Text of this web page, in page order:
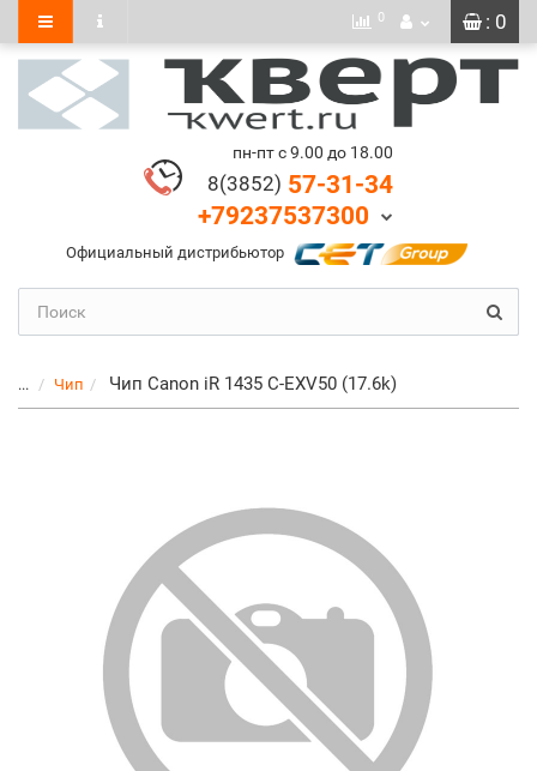
: 0
0
пн-пт с 9.00 до 18.00
8(3852) 57-31-34
+79237537300
Официальный дистрибьютор
... Чип Чип Canon iR 1435 C-EXV50 (17.6k)